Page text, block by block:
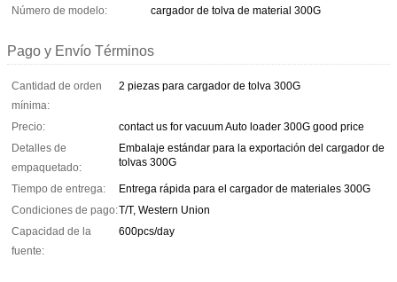
Número de modelo:
cargador de tolva de material 300G
Pago y Envío Términos
Cantidad de orden
mínima:
2 piezas para cargador de tolva 300G
Precio:
contact us for vacuum Auto loader 300G good price
Detalles de
empaquetado:
Embalaje estándar para la exportación del cargador de
tolvas 300G
Tiempo de entrega:
Entrega rápida para el cargador de materiales 300G
Condiciones de pago:T/T, Western Union
Capacidad de la
fuente:
600pcs/day